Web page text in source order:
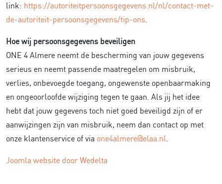
link: https://autoriteitpersoonsgegevens.nl/nl/contact-met-
de-autoriteit-persoonsgegevens/tip-ons.
Hoe wij persoonsgegevens beveiligen
ONE 4 Almere neemt de bescherming van jouw gegevens
serieus en neemt passende maatregelen om misbruik,
verlies, onbevoegde toegang, ongewenste openbaarmaking
en ongeoorloofde wijziging tegen te gaan. Als jij het idee
hebt dat jouw gegevens toch niet goed beveiligd zijn of er
aanwijzingen zijn van misbruik, neem dan contact op met
onze klantenservice of via one4almere@elaa.nl.
Joomla website door Wedelta